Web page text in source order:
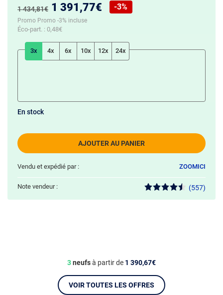
Ancien prix :
1 434,81€ Nouveau prix :
1 391,77€
Réduction de :
-3%
Promo Promo -3% incluse
Éco-part. : 0,48€
3x 4x 6x 10x 12x 24x
AJOUTER AU PANIER
En stock
Vendu et expédié par : ZOOMICI
Note vendeur : (557)
3neufsà partir de 1 390,67€
VOIR TOUTES LES OFFRES